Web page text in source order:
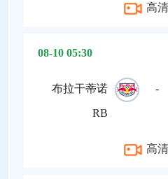
高
08-10 05:30
布拉干蒂诺
RB
-
高